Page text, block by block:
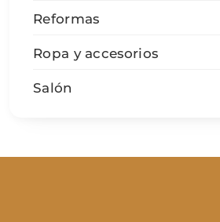
Reformas
Ropa y accesorios
Salón